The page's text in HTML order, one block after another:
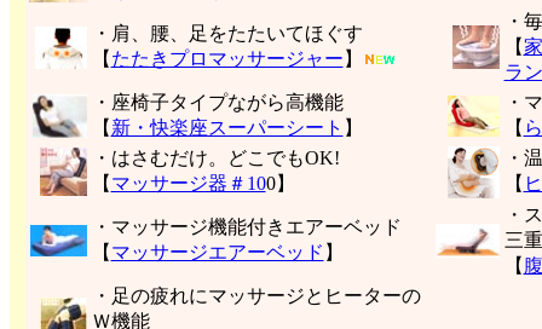
・肩、腰、足をたたいてほぐす
【 たたきプロマッサージャー 】
・
【
ラ
・座椅子タイプながら高機能
【 新・快楽座スーパーシート 】
・
【
・はさむだけ。どこでもOK!
【 マッサージ器＃100】
・
【
・マッサージ機能付きエアーベッド
【 マッサージエアーベッド 】
・
三
【
・足の疲れにマッサージとヒーターの
Ｗ機能